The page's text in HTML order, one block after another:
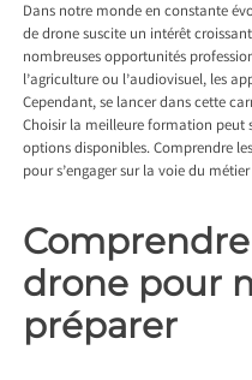
Dans notre monde en constante
de drone suscite un intérêt
nombreuses opportunités
l’agriculture ou l’audiovisuel, les
Cependant, se lancer dans cette
Choisir la meilleure formation peut
options disponibles. Comprendre
pour s’engager sur la voie du
drone pour
préparer